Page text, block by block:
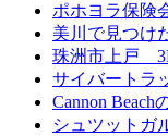
ポホヨラ保険
美川で見つけ
珠洲市上戸
サイバートラ
Cannon Beach
シュツットガ